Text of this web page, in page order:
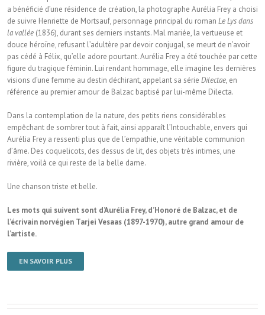
a bénéficié d’une résidence de création, la photographe Aurélia Frey a choisi
de suivre Henriette de Mortsauf, personnage principal du roman Le Lys dans
la vallée (1836), durant ses derniers instants. Mal mariée, la vertueuse et
douce héroïne, refusant l’adultère par devoir conjugal, se meurt de n’avoir
pas cédé à Félix, qu’elle adore pourtant. Aurélia Frey a été touchée par cette
figure du tragique féminin. Lui rendant hommage, elle imagine les dernières
visions d’une femme au destin déchirant, appelant sa série Dilectae, en
référence au premier amour de Balzac baptisé par lui-même Dilecta.
Dans la contemplation de la nature, des petits riens considérables
empêchant de sombrer tout à fait, ainsi apparaît l’Intouchable, envers qui
Aurélia Frey a ressenti plus que de l’empathie, une véritable communion
d’âme. Des coquelicots, des dessus de lit, des objets très intimes, une
rivière, voilà ce qui reste de la belle dame.
Une chanson triste et belle.
Les mots qui suivent sont d’Aurélia Frey, d’Honoré de Balzac, et de
l’écrivain norvégien Tarjei Vesaas (1897-1970), autre grand amour de
l’artiste.
EN SAVOIR PLUS